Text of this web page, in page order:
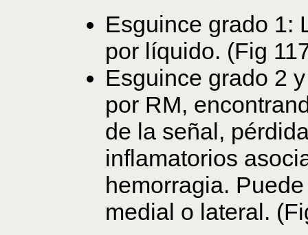
Esguince grado 1:
por líquido. (Fig
Esguince grado 2
por RM,
de la señal,
inflamatorios
hemorragia.
medial o lateral.